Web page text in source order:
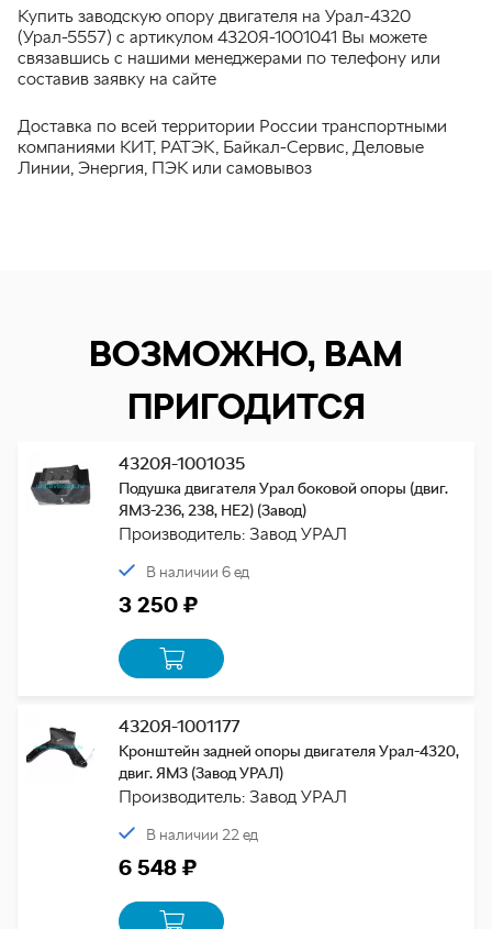
Купить заводскую опору двигателя на Урал-4320
(Урал-5557) с артикулом 4320Я-1001041 Вы можете
связавшись с нашими менеджерами по телефону или
составив заявку на сайте
Доставка по всей территории России транспортными
компаниями КИТ, РАТЭК, Байкал-Сервис, Деловые
Линии, Энергия, ПЭК или самовывоз
ВОЗМОЖНО, ВАМ
ПРИГОДИТСЯ
4320Я-1001035
Подушка двигателя Урал боковой опоры (двиг.
ЯМЗ-236, 238, НЕ2) (Завод)
Производитель: Завод УРАЛ
В наличии 6 ед
3 250 ₽
4320Я-1001177
Кронштейн задней опоры двигателя Урал-4320,
двиг. ЯМЗ (Завод УРАЛ)
Производитель: Завод УРАЛ
В наличии 22 ед
6 548 ₽